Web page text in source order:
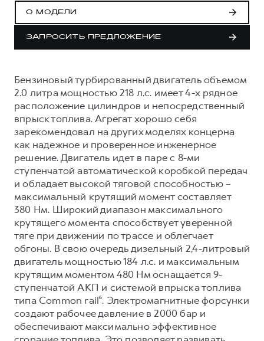
О МОДЕЛИ
ЗАПРОСИТЬ ПРЕДЛОЖЕНИЕ
Бензиновый турбированный двигатель объемом
2.0 литра мощностью 218 л.с. имеет 4-х рядное
расположение цилиндров и непосредственный
впрыск топлива. Агрегат хорошо себя
зарекомендовал на других моделях концерна
как надежное и проверенное инженерное
решение. Двигатель идет в паре с 8-ми
ступенчатой автоматической коробкой передач
и обладает высокой тяговой способностью –
максимальный крутящий момент составляет
380 Нм. Широкий диапазон максимального
крутящего момента способствует уверенной
тяге при движении по трассе и облегчает
обгоны. В свою очередь дизельный 2,4-литровый
двигатель мощностью 184 л.с. и максимальным
крутящим моментом 480 Нм оснащается 9-
ступенчатой АКП и системой впрыска топлива
типа Common rail⁶. Электромагнитные форсунки
создают рабочее давление в 2000 бар и
обеспечивают максимально эффективное